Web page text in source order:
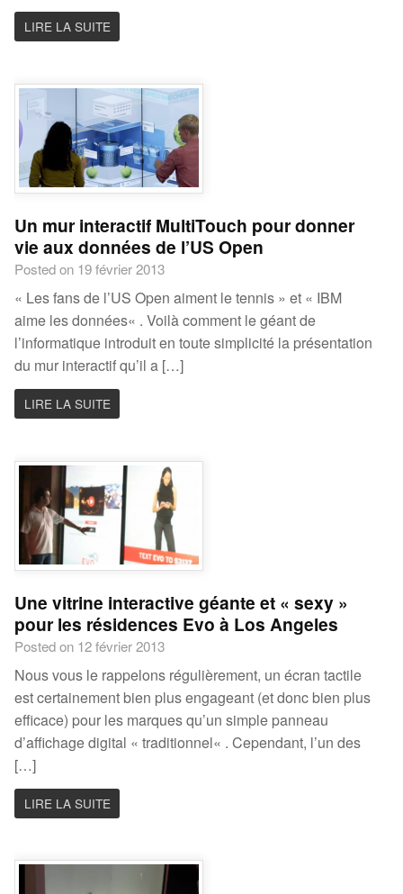
LIRE LA SUITE
Un mur interactif MultiTouch pour donner
vie aux données de l’US Open
Posted on 19 février 2013
« Les fans de l’US Open aiment le tennis » et « IBM
aime les données« . Voilà comment le géant de
l’informatique introduit en toute simplicité la présentation
du mur interactif qu’il a […]
LIRE LA SUITE
Une vitrine interactive géante et « sexy »
pour les résidences Evo à Los Angeles
Posted on 12 février 2013
Nous vous le rappelons régulièrement, un écran tactile
est certainement bien plus engageant (et donc bien plus
efficace) pour les marques qu’un simple panneau
d’affichage digital « traditionnel« . Cependant, l’un des
[…]
LIRE LA SUITE